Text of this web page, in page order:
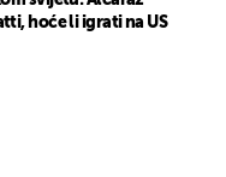
hoće li igrati na US